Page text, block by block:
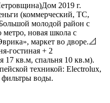
2019 г.
(коммерческий, ТС,
молодой район с
новая школа с
маркет во дворе.📐
гостиная + 2
17 кв.м, спальня 10 кв.м).
техникой: Electrolux,
воды.